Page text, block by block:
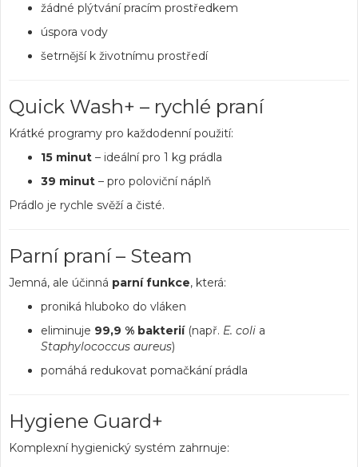
žádné plýtvání pracím prostředkem
úspora vody
šetrnější k životnímu prostředí
Quick Wash+ – rychlé praní
Krátké programy pro každodenní použití:
15 minut – ideální pro 1 kg prádla
39 minut – pro poloviční náplň
Prádlo je rychle svěží a čisté.
Parní praní – Steam
Jemná, ale účinná parní funkce, která:
proniká hluboko do vláken
eliminuje 99,9 % bakterií(např. E. coli a
Staphylococcus aureus)
pomáhá redukovat pomačkání prádla
Hygiene Guard+
Komplexní hygienický systém zahrnuje: